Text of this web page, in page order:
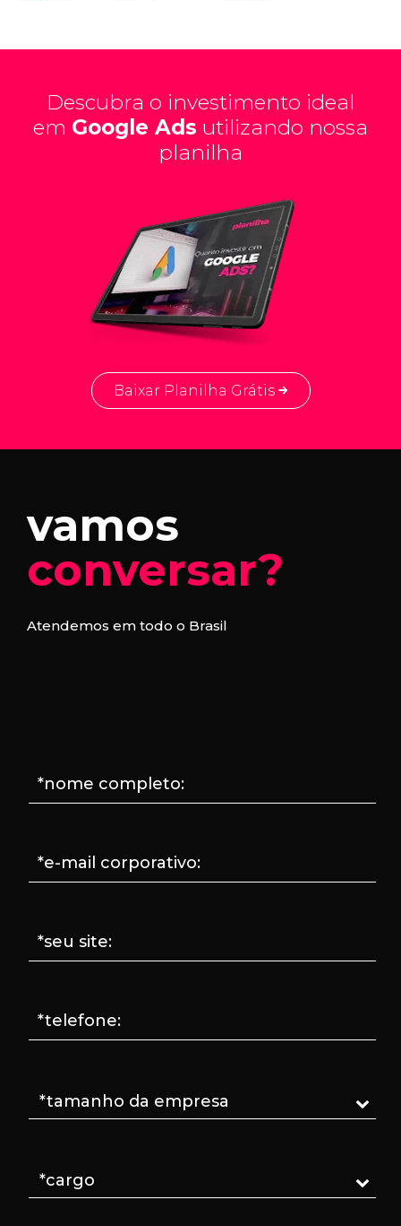
Descubra o investimento ideal
em Google Ads utilizando nossa
planilha
Baixar Planilha Grátis
vamos
conversar?
Atendemos em todo o Brasil
*nome completo:
*e-mail corporativo:
*seu site:
*telefone: